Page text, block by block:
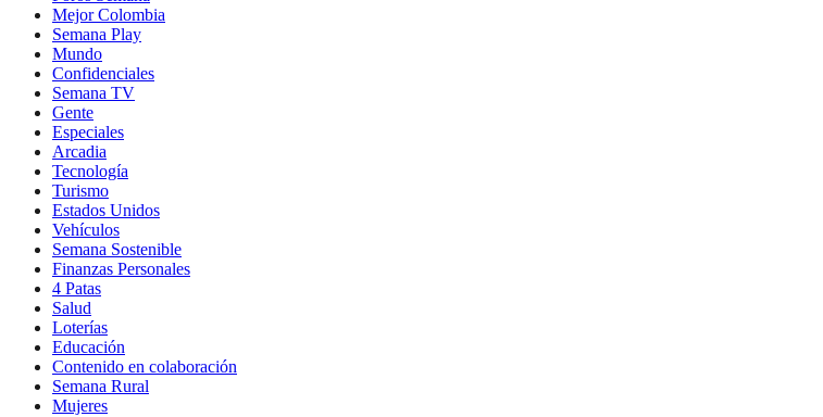
Mejor Colombia
Semana Play
Mundo
Confidenciales
Semana TV
Gente
Especiales
Arcadia
Tecnología
Turismo
Estados Unidos
Vehículos
Semana Sostenible
Finanzas Personales
4 Patas
Salud
Loterías
Educación
Contenido en colaboración
Semana Rural
Mujeres